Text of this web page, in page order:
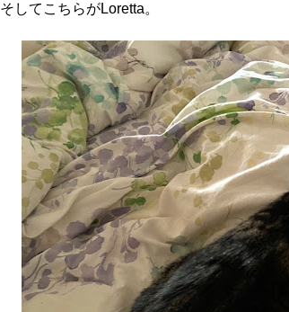
そしてこちらがLoretta。